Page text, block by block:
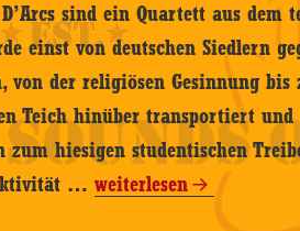
sind ein Quartett aus dem
einst von deutschen Siedlern
von der religiösen Gesinnung bis
Teich hinüber transportiert und
zum hiesigen studentischen
…The
weiterlesen